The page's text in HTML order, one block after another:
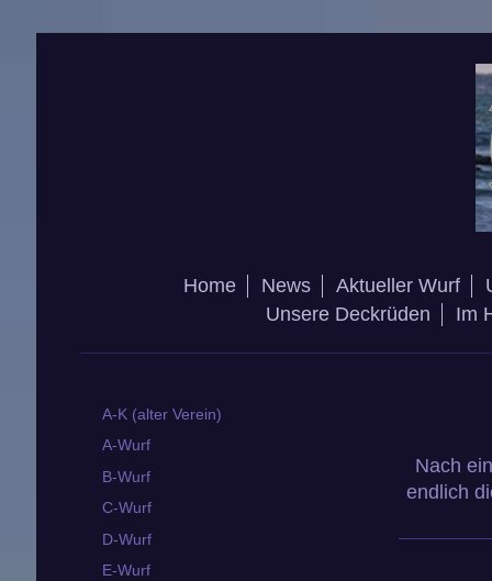
Home News Aktueller Wurf
Unsere Deckrüden
Im
Nach
endlich
A-K (alter Verein)
A-Wurf
B-Wurf
C-Wurf
D-Wurf
E-Wurf